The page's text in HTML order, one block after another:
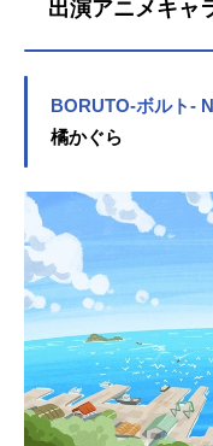
出演アニメキャ
BORUTO-ボルト-
橘かぐら